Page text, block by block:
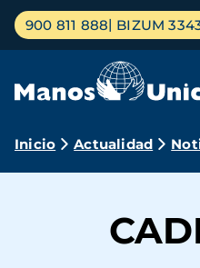
Pasar
contenido
Menú
principal
900 811 888 BIZUM
Ruta
Inicio Actualidad